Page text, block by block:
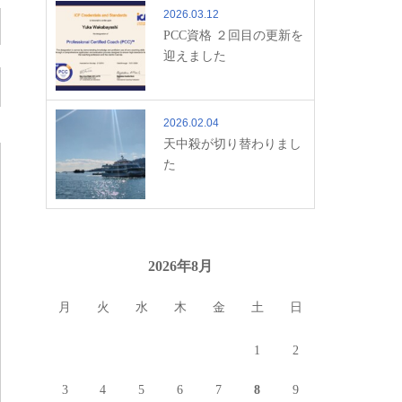
2026.03.12
PCC資格 ２回目の更新を
迎えました
2026.02.04
天中殺が切り替わりまし
た
2026年8月
月 火 水 木 金 土 日
1 2
3 4 5 6 7 8 9